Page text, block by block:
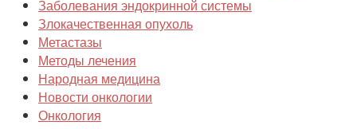
Методы лечения
Народная медицина
Новости онкологии
Онкология
Предраковые заболевания
Препараты